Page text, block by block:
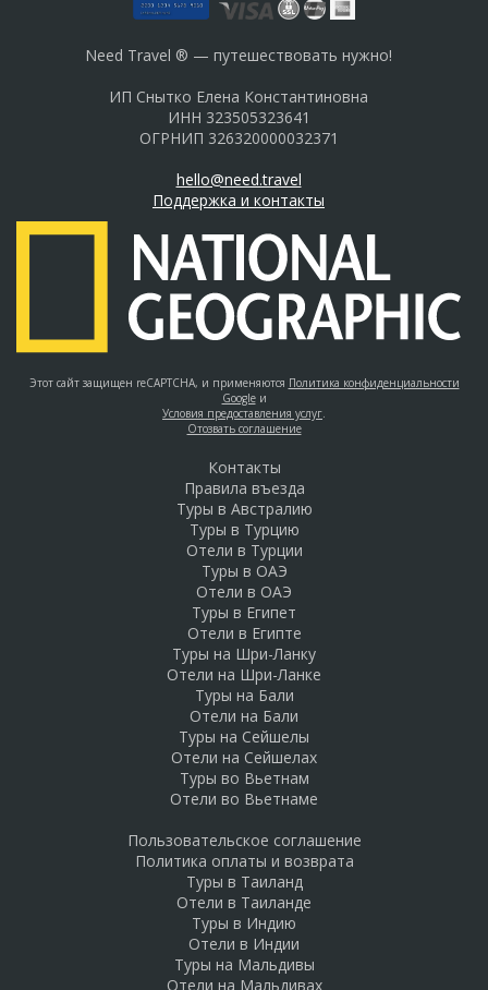
Need Travel ® — путешествовать нужно!
ИП Снытко Елена Константиновна
ИНН 323505323641
ОГРНИП 326320000032371
hello@need.travel
Поддержка и контакты
Этот сайт защищен reCAPTCHA, и применяются Политика конфиденциальности
Googleи
Условия предоставления услуг.
Отозвать соглашение
Контакты
Правила въезда
Туры в Австралию
Туры в Турцию
Отели в Турции
Туры в ОАЭ
Отели в ОАЭ
Туры в Египет
Отели в Египте
Туры на Шри-Ланку
Отели на Шри-Ланке
Туры на Бали
Отели на Бали
Туры на Сейшелы
Отели на Сейшелах
Туры во Вьетнам
Отели во Вьетнаме
Пользовательское соглашение
Политика оплаты и возврата
Туры в Таиланд
Отели в Таиланде
Туры в Индию
Отели в Индии
Туры на Мальдивы
Отели на Мальдивах